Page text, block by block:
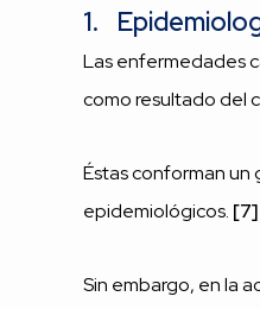
1.
Las enfermedades
como resultado del
Éstas conforman
epidemiológicos. [7]
Sin embargo, en la